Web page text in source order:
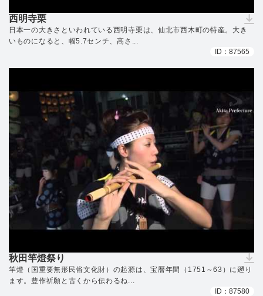
西明寺栗
（ダウンロードできません）
日本一の大きさといわれている西明寺栗は、仙北市西木町の特産。大き
いものになると、幅5.7センチ、高さ...
ID：87565
秋田竿燈祭り
（ダウンロードできません）
竿燈（国重要無形民俗文化財）の起源は、宝暦年間（1751～63）に遡り
ます。豊作祈願と古くから伝わるね...
ID：87580